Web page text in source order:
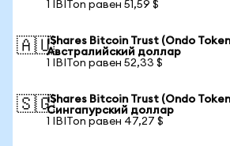
1 IBITon равен 51,59 $
🇦🇺iShares Bitcoin Trust (Ondo
Австралийский доллар
1 IBITon равен 52,33 $
🇸🇬iShares Bitcoin Trust (Ondo
Сингапурский доллар
1 IBITon равен 47,27 $